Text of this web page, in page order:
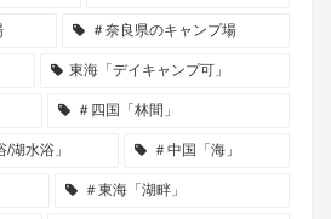
＃奈良県のキャンプ場
東海「デイキャンプ可」
＃四国「林間」
湖水浴」 ＃中国「海」
＃東海「湖畔」